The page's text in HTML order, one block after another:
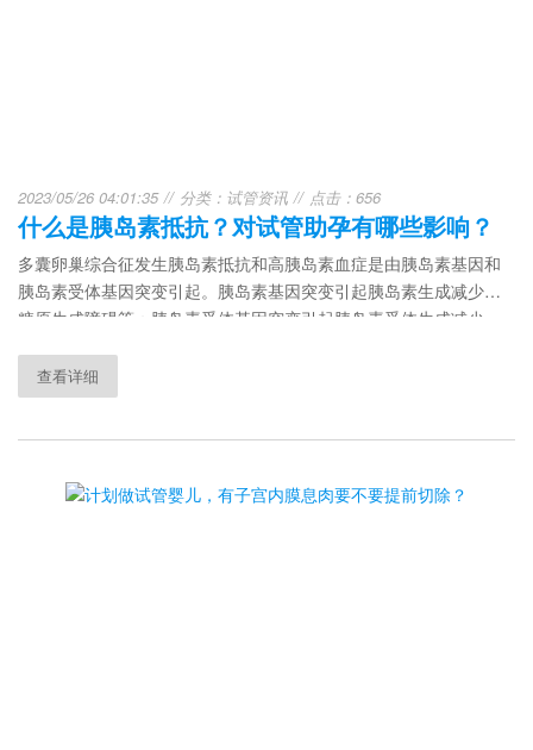
2023/05/26 04:01:35 分类： 试管资讯 点击：656
什么是胰岛素抵抗？对试管助孕有哪些影响？
多囊卵巢综合征发生胰岛素抵抗和高胰岛素血症是由胰岛素基因和
胰岛素受体基因突变引起。胰岛素基因突变引起胰岛素生成减少、
糖原生成障碍等；胰岛素受体基因突变引起胰岛素受体生成减少、
查看详细